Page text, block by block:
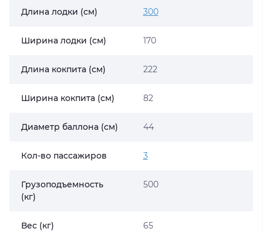
Длина лодки (см) 300
Ширина лодки (см) 170
Длина кокпита (см) 222
Ширина кокпита (см) 82
Диаметр баллона (см) 44
Кол-во пассажиров 3
Грузоподъемность
(кг)
500
Вес (кг) 65